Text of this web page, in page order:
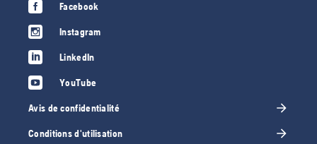
Facebook
Instagram
LinkedIn
YouTube
Avis de confidentialité
Conditions d'utilisation